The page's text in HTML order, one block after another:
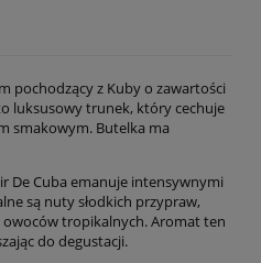
pochodzący z Kuby o zawartości
luksusowy trunek, który cechuje
smakowym. Butelka ma
De Cuba emanuje intensywnymi
są nuty słodkich przypraw,
owoców tropikalnych. Aromat ten
do degustacji.